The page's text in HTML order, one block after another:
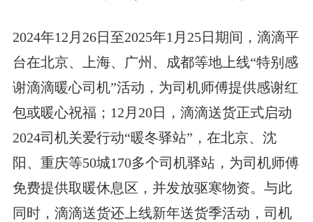
2024年12月26日至2025年1月25日期间，滴滴平
台在北京、上海、广州、成都等地上线“特别感
谢滴滴暖心司机”活动，为司机师傅提供感谢红
包或暖心祝福；12月20日，滴滴送货正式启动
2024司机关爱行动“暖冬驿站”，在北京、沈
阳、重庆等50城170多个司机驿站，为司机师傅
免费提供取暖休息区，并发放驱寒物资。与此
同时，滴滴送货还上线新年送货季活动，司机